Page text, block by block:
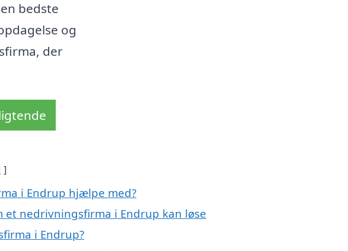
bedste
og
der
i Endrup hjælpe med?
et nedrivningsfirma i Endrup kan løse
i Endrup?